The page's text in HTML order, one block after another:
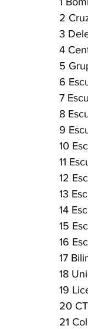
2
3
4
5
6
7
8
9
10
11
12
13
14
15
16
17
18
19
20
21